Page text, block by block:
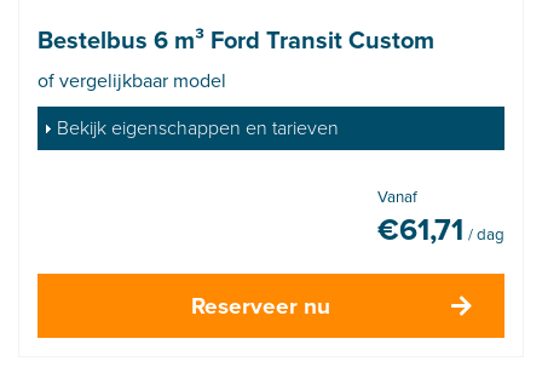
Bestelbus 6 m³ Ford Transit Custom
of vergelijkbaar model
Bekijk eigenschappen en tarieven
Vanaf
€61,71 / dag
Reserveer nu